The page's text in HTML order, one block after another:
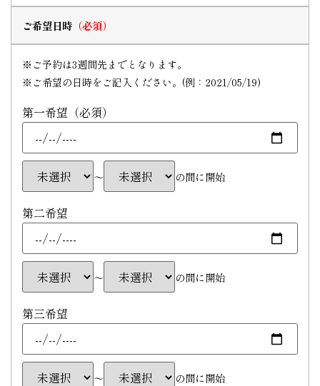
ご希望日時
※ご予約は3週間先までとなります。
※ご希望の日時をご記入ください。(例：2021/05/19)
第一希望（必須）
〜 の間に開始
第二希望
〜 の間に開始
第三希望
〜 の間に開始